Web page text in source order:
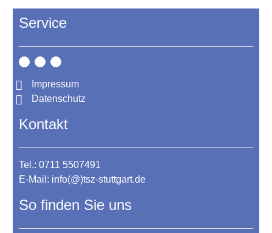
Service
Impressum
Datenschutz
Kontakt
Tel.: 0711 5507491
E-Mail: info(@)tsz-stuttgart.de
So finden Sie uns